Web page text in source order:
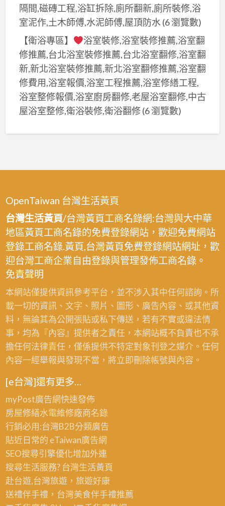
隔間,磁磚工程,浴缸拆除,廁所翻新,廁所裝修,浴
室泥作,土木師傅,水泥師傅,屋頂防水(6 瀏覽數)
【衛浴專區】
浴室裝修,浴室裝修推薦,浴室翻
修推薦,台北浴室裝修推薦,台北浴室翻修,浴室翻
新,新北浴室裝修推薦,新北浴室翻修推薦,浴室翻
修費用,浴室報價,浴室工程推薦,浴室修繕工程,
浴室整修報價,浴室廚房翻修,老屋浴室翻修,中古
屋浴室整修,衛浴裝修,衛浴翻修(6 瀏覽數)
OpenTaiwan 台灣生活黃頁
台灣生活黃頁/台灣黃頁工商名錄網:台灣與大中華
地區黃頁工商名錄的免費登錄網站，歡迎免費網站
登錄工商名錄.黃頁,台灣黃頁免費登錄網站網址，歡
迎台灣工商企業自由登錄與管理發佈工商名錄。
免責聲明
本網站僅提供資訊參考平台，並不涉入其中任何諮詢。所
載一切的資訊、文字、照片、圖形、廣告內容、或其他資
料，無論其為公開張貼或私下傳送，若有不實或違法情
事，均為『內容』提供者之責任，本網站概不負責也不承
擔任何法律責任，僅係提供不特定對象刊登之媒介。任何
內容一經舉報與發現不當，將立即刪除帳號與內容。
[e台灣]還有更多…
myPost廣告網快速發佈
房屋修繕水電維修廠商名錄
行銷必用:台灣B2B分類廣告
貼近日常的 eTaiwan廣告網
SEO搜尋引擎優化增加外連
搜尋生活服務? 台灣生活黃頁
赴台遊,台灣旅遊，旅遊好康
送禮伴手禮，台灣美食伴手禮推薦